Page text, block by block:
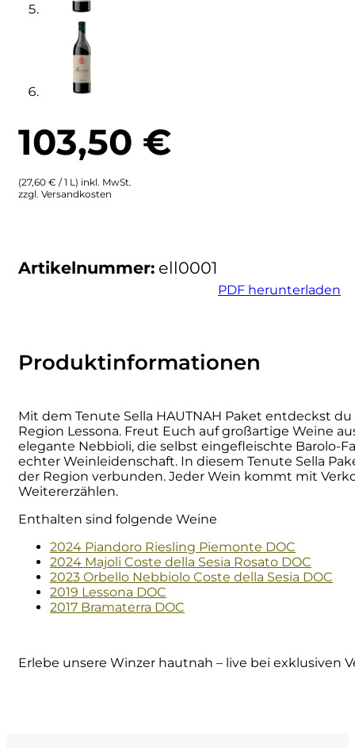
103,50 €
(27,60 € / 1 L) inkl. MwSt.
zzgl. Versandkosten
Artikelnummer: ell0001
PDF herunterladen
Produktinformationen
Mit dem Tenute Sella HAUTNAH Paket entdeckst
Region Lessona. Freut Euch auf großartige Weine
elegante Nebbioli, die selbst eingefleischte Barolo-
echter Weinleidenschaft. In diesem Tenute Sella
der Region verbunden. Jeder Wein kommt mit
Weitererzählen.
Enthalten sind folgende Weine
2024 Piandoro Riesling Piemonte DOC
2024 Majoli Coste della Sesia Rosato DOC
2023 Orbello Nebbiolo Coste della Sesia DOC
2019 Lessona DOC
2017 Bramaterra DOC
Erlebe unsere Winzer hautnah – live bei
Collefrisio
Contadi Castaldi
Cordero Mario
DeVigili
Dindo
DueVittorie
Emilio Borsi
Enrico Serafino
Famiglia Olivini